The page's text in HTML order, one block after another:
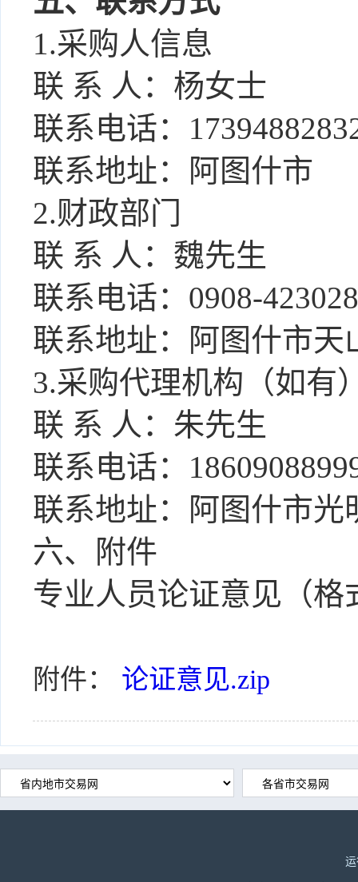
1.采购人信息
联 系 人： 杨女士
联系电话：
联系地址：
阿图什市
2.财政部门
联 系 人： 魏先生
联系电话： 0908-
联系地址：阿图什市天
3.采购代理机构（如有
联 系 人：朱先生
联系电话：
联系地址：阿图什市光
六、附件
专业人员论证意见（格
附件： 论证意见.zip